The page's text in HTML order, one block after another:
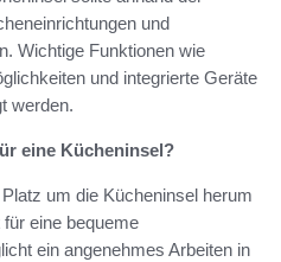
und
Wichtige Funktionen wie
und integrierte Geräte
werden.
eine Kücheninsel?
um die Kücheninsel herum
eine bequeme
ein angenehmes Arbeiten in